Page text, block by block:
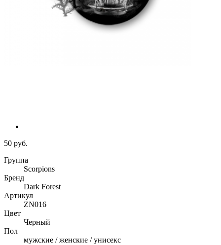
50 руб.
Группа
Scorpions
Бренд
Dark Forest
Артикул
ZN016
Цвет
Черный
Пол
мужские / женские / унисекс